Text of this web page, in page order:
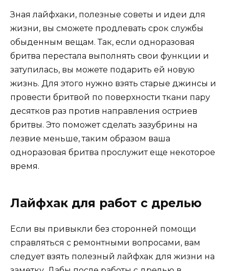
Зная лайфхаки, полезные советы и идеи для
жизни, вы сможете продлевать срок службы
обыденным вещам. Так, если одноразовая
бритва перестала выполнять свои функции и
затупилась, вы можете подарить ей новую
жизнь. Для этого нужно взять старые джинсы и
провести бритвой по поверхности ткани пару
десятков раз против направления остриев
бритвы. Это поможет сделать зазубрины на
лезвие меньше, таким образом ваша
одноразовая бритва прослужит еще некоторое
время.
Лайфхак для работ с дрелью
Если вы привыкли без сторонней помощи
справляться с ремонтными вопросами, вам
следует взять полезный лайфхак для жизни на